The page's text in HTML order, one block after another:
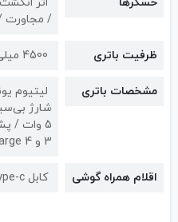
/ مجاورت
ظرفیت باتری 4500 میلی‌آمپرساعت
مشخصات باتری
3 و Quick Charge 4
اقلام همراه گوشی کابل USB Type-c / فاقد آداپتور شارژر